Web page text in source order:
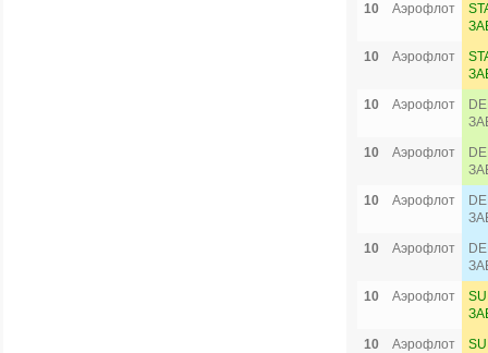
10
Аэрофлот
10
Аэрофлот
10
Аэрофлот
10
Аэрофлот
10
Аэрофлот
10
Аэрофлот
10
Аэрофлот
10
Аэрофлот